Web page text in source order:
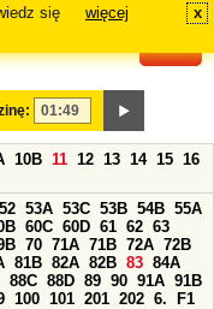
się
więcej x
10B 11 12 13 14 15 16
52 53A 53C 53B 54B 55A
60C 60D 61 62 63
70 71A 71B 72A 72B
81B 82A 82B 83 84A
88C 88D 89 90 91A 91B
100 101 201 202 6.
F1